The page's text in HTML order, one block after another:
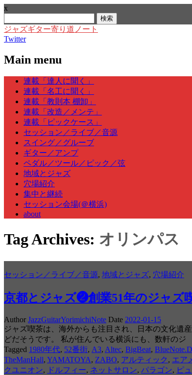
x
索:
ジャズギター寄り道ノート
Twitter
Main menu
Skip
content
連載「達人に聞く」
連載「名工に聞く」
連載「教則本 棚卸」
連載「改造／メンテ」
連載「ピックケース」
セッション／ライブ／音源
スイング／グルーブ
ギター／アンプ
ペダル／ツール／ピック／弦
地域とジャズ
穴場紹介
集中と継続
セッション会場(＠横浜)
about
Tag Archives: オリンパス
セッション／ライブ／音源, 地域とジャズ, 穴場紹介
京都とジャズ❷創業51年のジャズ
Author JazzGuitarYorimichiNote Date 2022-01-15
ジャズ喫茶は、海外からも注目され、日本の文化遺
どだそうです。 私が住んでいる横浜にも、数軒のジ
Tagged 1980年代, 52番街, A3, Altec, BigBeat,
TheManHall, YAMATOYA, ZABO, アルティック , エア
クユニオン, ドルフィー, ネットサロン, パラゴン, ピ